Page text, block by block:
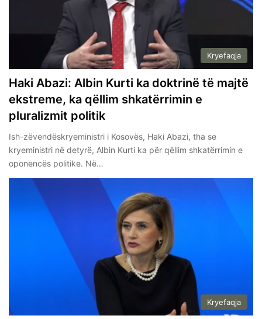
Kryefaqja
Haki Abazi: Albin Kurti ka doktrinë të majtë
ekstreme, ka qëllim shkatërrimin e
pluralizmit politik
Ish-zëvendëskryeministri i Kosovës, Haki Abazi, tha se
kryeministri në detyrë, Albin Kurti ka për qëllim shkatërrimin e
oponencës politike. Në…
Kryefaqja